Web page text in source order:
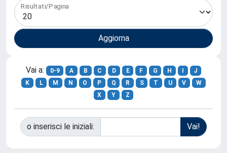
Risultati/Pagina
Vai a: 0-9 A B C D E F G H
J
K
L M N O P Q R S T U V
W
X
Y Z
o inserisci le iniziali: